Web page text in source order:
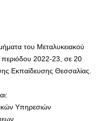
του Μεταλυκειακού
2022-23, σε 20
Εκπαίδευσης Θεσσαλίας.
Υπηρεσιών